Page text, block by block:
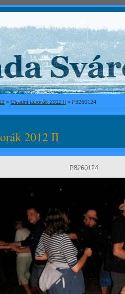
» Osadní táborák 2012 II » P8260124
2012 II
P8260124